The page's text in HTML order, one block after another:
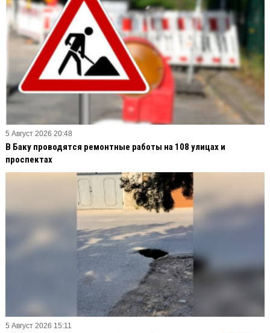
5 Август 2026 20:48
В Баку проводятся ремонтные работы на 108 улицах и
проспектах
5 Август 2026 15:11